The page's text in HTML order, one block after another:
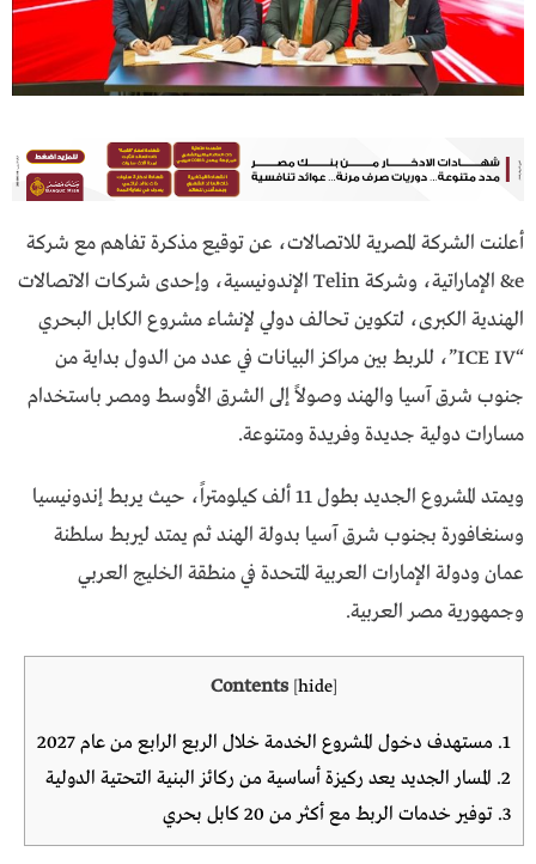
أعلنت الشركة المصرية للاتصالات، عن توقيع مذكرة تفاهم مع شركة
e& الإماراتية، وشركة Telin الإندونيسية، وإحدى شركات الاتصالات
الهندية الكبرى، لتكوين تحالف دولي لإنشاء مشروع الكابل البحري
“ICE IV”، للربط بين مراكز البيانات في عدد من الدول بداية من
جنوب شرق آسيا والهند وصولاً إلى الشرق الأوسط ومصر باستخدام
مسارات دولية جديدة وفريدة ومتنوعة.
ويمتد المشروع الجديد بطول 11 ألف كيلومتراً، حيث يربط إندونيسيا
وسنغافورة بجنوب شرق آسيا بدولة الهند ثم يمتد ليربط سلطنة
عمان ودولة الإمارات العربية المتحدة في منطقة الخليج العربي
وجمهورية مصر العربية.
Contents [hide]
1. مستهدف دخول المشروع الخدمة خلال الربع الرابع من عام 2027
2. المسار الجديد يعد ركيزة أساسية من ركائز البنية التحتية الدولية
3. توفير خدمات الربط مع أكثر من 20 كابل بحري